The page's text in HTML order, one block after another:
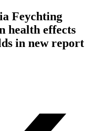
Feychting
health effects
in new report